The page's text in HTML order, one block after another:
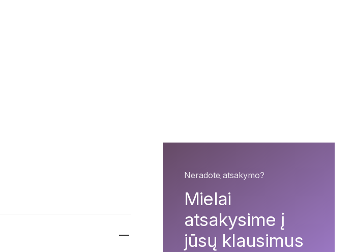
Neradote atsakymo?
Mielai
atsakysime į
jūsų klausimus